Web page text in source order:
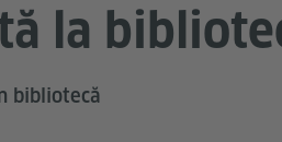
la
bibliotecă